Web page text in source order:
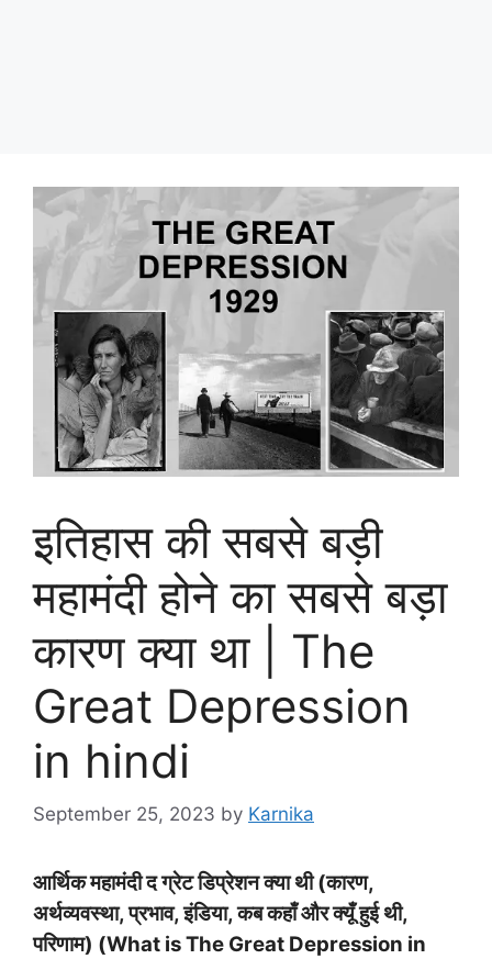
इतिहास की सबसे बड़ी
महामंदी होने का सबसे बड़ा
कारण क्या था | The
Great Depression
in hindi
September 25, 2023 by Karnika
आर्थिक महामंदी द ग्रेट डिप्रेशन क्या थी (कारण,
अर्थव्यवस्था, प्रभाव, इंडिया, कब कहाँ और क्यूँ हुई थी,
परिणाम) (What is The Great Depression in